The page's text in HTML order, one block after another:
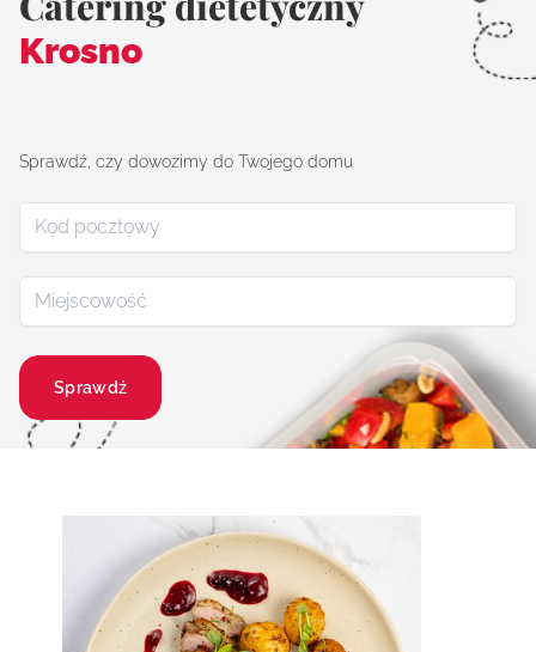
Krosno
Sprawdź, czy dowozimy do Twojego domu
Sprawdź